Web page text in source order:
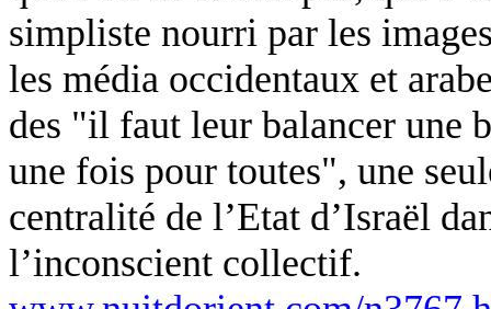
simpliste nourri par les
les média occidentaux et
des "il faut leur balancer une
une fois pour toutes", une
centralité de l’Etat d’Israël
l’inconscient collectif.